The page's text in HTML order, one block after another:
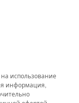
использование
информация,